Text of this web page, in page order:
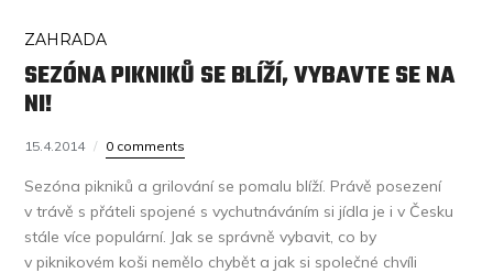
ZAHRADA
SEZÓNA PIKNIKŮ SE BLÍŽÍ, VYBAVTE SE NA
NI!
15.4.2014 0 comments
Sezóna pikniků a grilování se pomalu blíží. Právě posezení
v trávě s přáteli spojené s vychutnáváním si jídla je i v Česku
stále více populární. Jak se správně vybavit, co by
v piknikovém koši nemělo chybět a jak si společné chvíli